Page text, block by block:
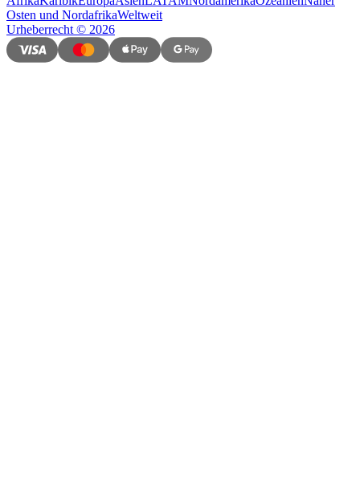
Osten und NordafrikaWeltweit
Urheberrecht© 2026